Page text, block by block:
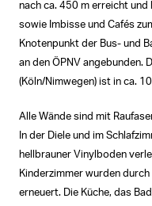
nach ca. 450 m erreicht
sowie Imbisse und Cafés
Knotenpunkt der Bus- und
an den ÖPNV angebunden.
(Köln/Nimwegen) ist in ca.
Alle Wände sind mit
In der Diele und im
hellbrauner Vinylboden
Kinderzimmer wurden
erneuert. Die Küche, das